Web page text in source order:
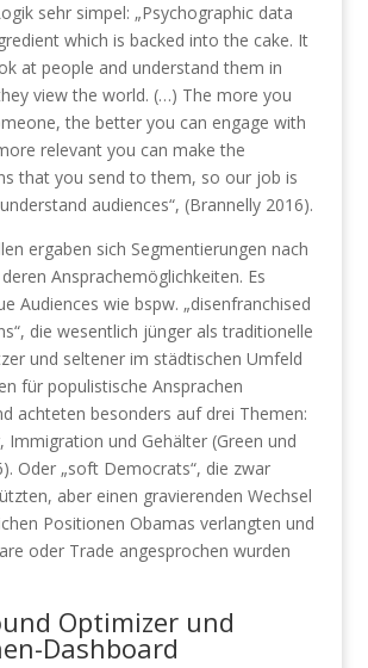
sehr simpel: „Psychographic data
which is backed into the cake. It
at people and understand them in
view the world. (…) The more you
the better you can engage with
relevant you can make the
that you send to them, so our job is
audiences“, (Brannelly 2016).
ergaben sich Segmentierungen nach
Ansprachemöglichkeiten. Es
Audiences wie bspw. „disenfranchised
die wesentlich jünger als traditionelle
und seltener im städtischen Umfeld
für populistische Ansprachen
achteten besonders auf drei Themen:
Immigration und Gehälter (Green und
Oder „soft Democrats“, die zwar
aber einen gravierenden Wechsel
Positionen Obamas verlangten und
oder Trade angesprochen wurden
Optimizer und
Dashboard